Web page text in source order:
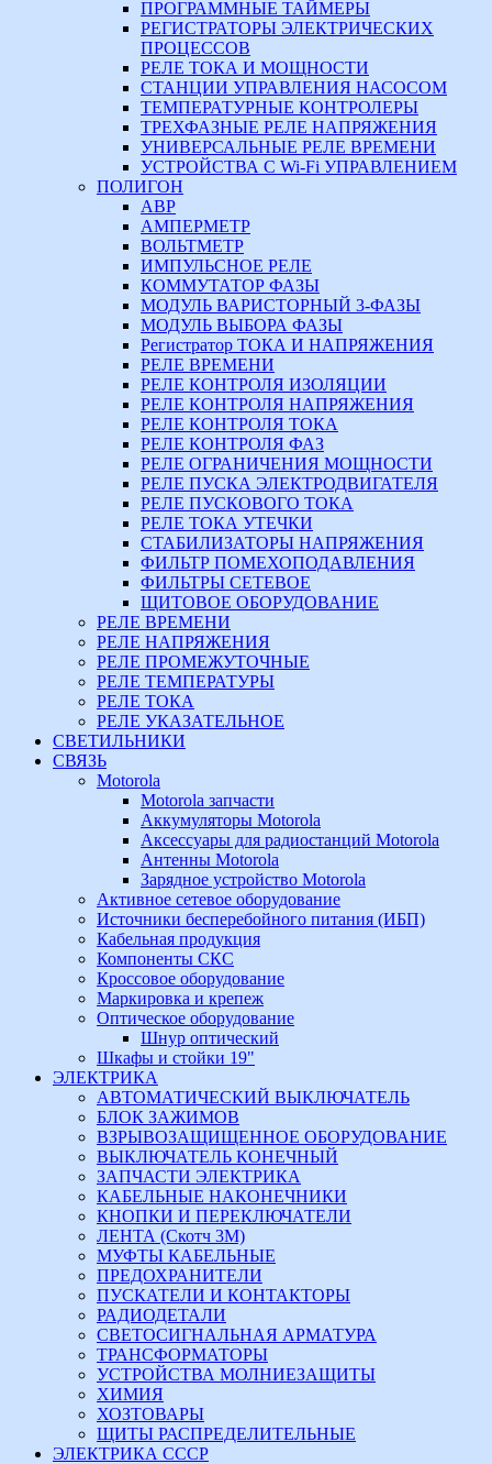
ПРОГРАММНЫЕ ТАЙМЕРЫ
РЕГИСТРАТОРЫ ЭЛЕКТРИЧЕСКИХ
ПРОЦЕССОВ
РЕЛЕ ТОКА И МОЩНОСТИ
СТАНЦИИ УПРАВЛЕНИЯ НАСОСОМ
ТЕМПЕРАТУРНЫЕ КОНТРОЛЕРЫ
ТРЕХФАЗНЫЕ РЕЛЕ НАПРЯЖЕНИЯ
УНИВЕРСАЛЬНЫЕ РЕЛЕ ВРЕМЕНИ
УСТРОЙСТВА С Wi-Fi УПРАВЛЕНИЕМ
ПОЛИГОН
АВР
АМПЕРМЕТР
ВОЛЬТМЕТР
ИМПУЛЬСНОЕ РЕЛЕ
КОММУТАТОР ФАЗЫ
МОДУЛЬ ВАРИСТОРНЫЙ 3-ФАЗЫ
МОДУЛЬ ВЫБОРА ФАЗЫ
Регистратор ТОКА И НАПРЯЖЕНИЯ
РЕЛЕ ВРЕМЕНИ
РЕЛЕ КОНТРОЛЯ ИЗОЛЯЦИИ
РЕЛЕ КОНТРОЛЯ НАПРЯЖЕНИЯ
РЕЛЕ КОНТРОЛЯ ТОКА
РЕЛЕ КОНТРОЛЯ ФАЗ
РЕЛЕ ОГРАНИЧЕНИЯ МОЩНОСТИ
РЕЛЕ ПУСКА ЭЛЕКТРОДВИГАТЕЛЯ
РЕЛЕ ПУСКОВОГО ТОКА
РЕЛЕ ТОКА УТЕЧКИ
СТАБИЛИЗАТОРЫ НАПРЯЖЕНИЯ
ФИЛЬТР ПОМЕХОПОДАВЛЕНИЯ
ФИЛЬТРЫ СЕТЕВОЕ
ЩИТОВОЕ ОБОРУДОВАНИЕ
РЕЛЕ ВРЕМЕНИ
РЕЛЕ НАПРЯЖЕНИЯ
РЕЛЕ ПРОМЕЖУТОЧНЫЕ
РЕЛЕ ТЕМПЕРАТУРЫ
РЕЛЕ ТОКА
РЕЛЕ УКАЗАТЕЛЬНОЕ
СВЕТИЛЬНИКИ
СВЯЗЬ
Motorola
Motorola запчасти
Аккумуляторы Motorola
Аксессуары для радиостанций Motorola
Антенны Motorola
Зарядное устройство Motorola
Активное сетевое оборудование
Источники бесперебойного питания (ИБП)
Кабельная продукция
Компоненты СКС
Кроссовое оборудование
Маркировка и крепеж
Оптическое оборудование
Шнур оптический
Шкафы и стойки 19"
ЭЛЕКТРИКА
АВТОМАТИЧЕСКИЙ ВЫКЛЮЧАТЕЛЬ
БЛОК ЗАЖИМОВ
ВЗРЫВОЗАЩИЩЕННОЕ ОБОРУДОВАНИЕ
ВЫКЛЮЧАТЕЛЬ КОНЕЧНЫЙ
ЗАПЧАСТИ ЭЛЕКТРИКА
КАБЕЛЬНЫЕ НАКОНЕЧНИКИ
КНОПКИ И ПЕРЕКЛЮЧАТЕЛИ
ЛЕНТА (Скотч 3М)
МУФТЫ КАБЕЛЬНЫЕ
ПРЕДОХРАНИТЕЛИ
ПУСКАТЕЛИ И КОНТАКТОРЫ
РАДИОДЕТАЛИ
СВЕТОСИГНАЛЬНАЯ АРМАТУРА
ТРАНСФОРМАТОРЫ
УСТРОЙСТВА МОЛНИЕЗАЩИТЫ
ХИМИЯ
ХОЗТОВАРЫ
ЩИТЫ РАСПРЕДЕЛИТЕЛЬНЫЕ
ЭЛЕКТРИКА СССР